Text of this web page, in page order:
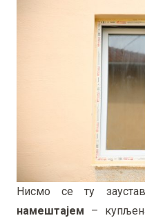
Нисмо се ту
намештајем –